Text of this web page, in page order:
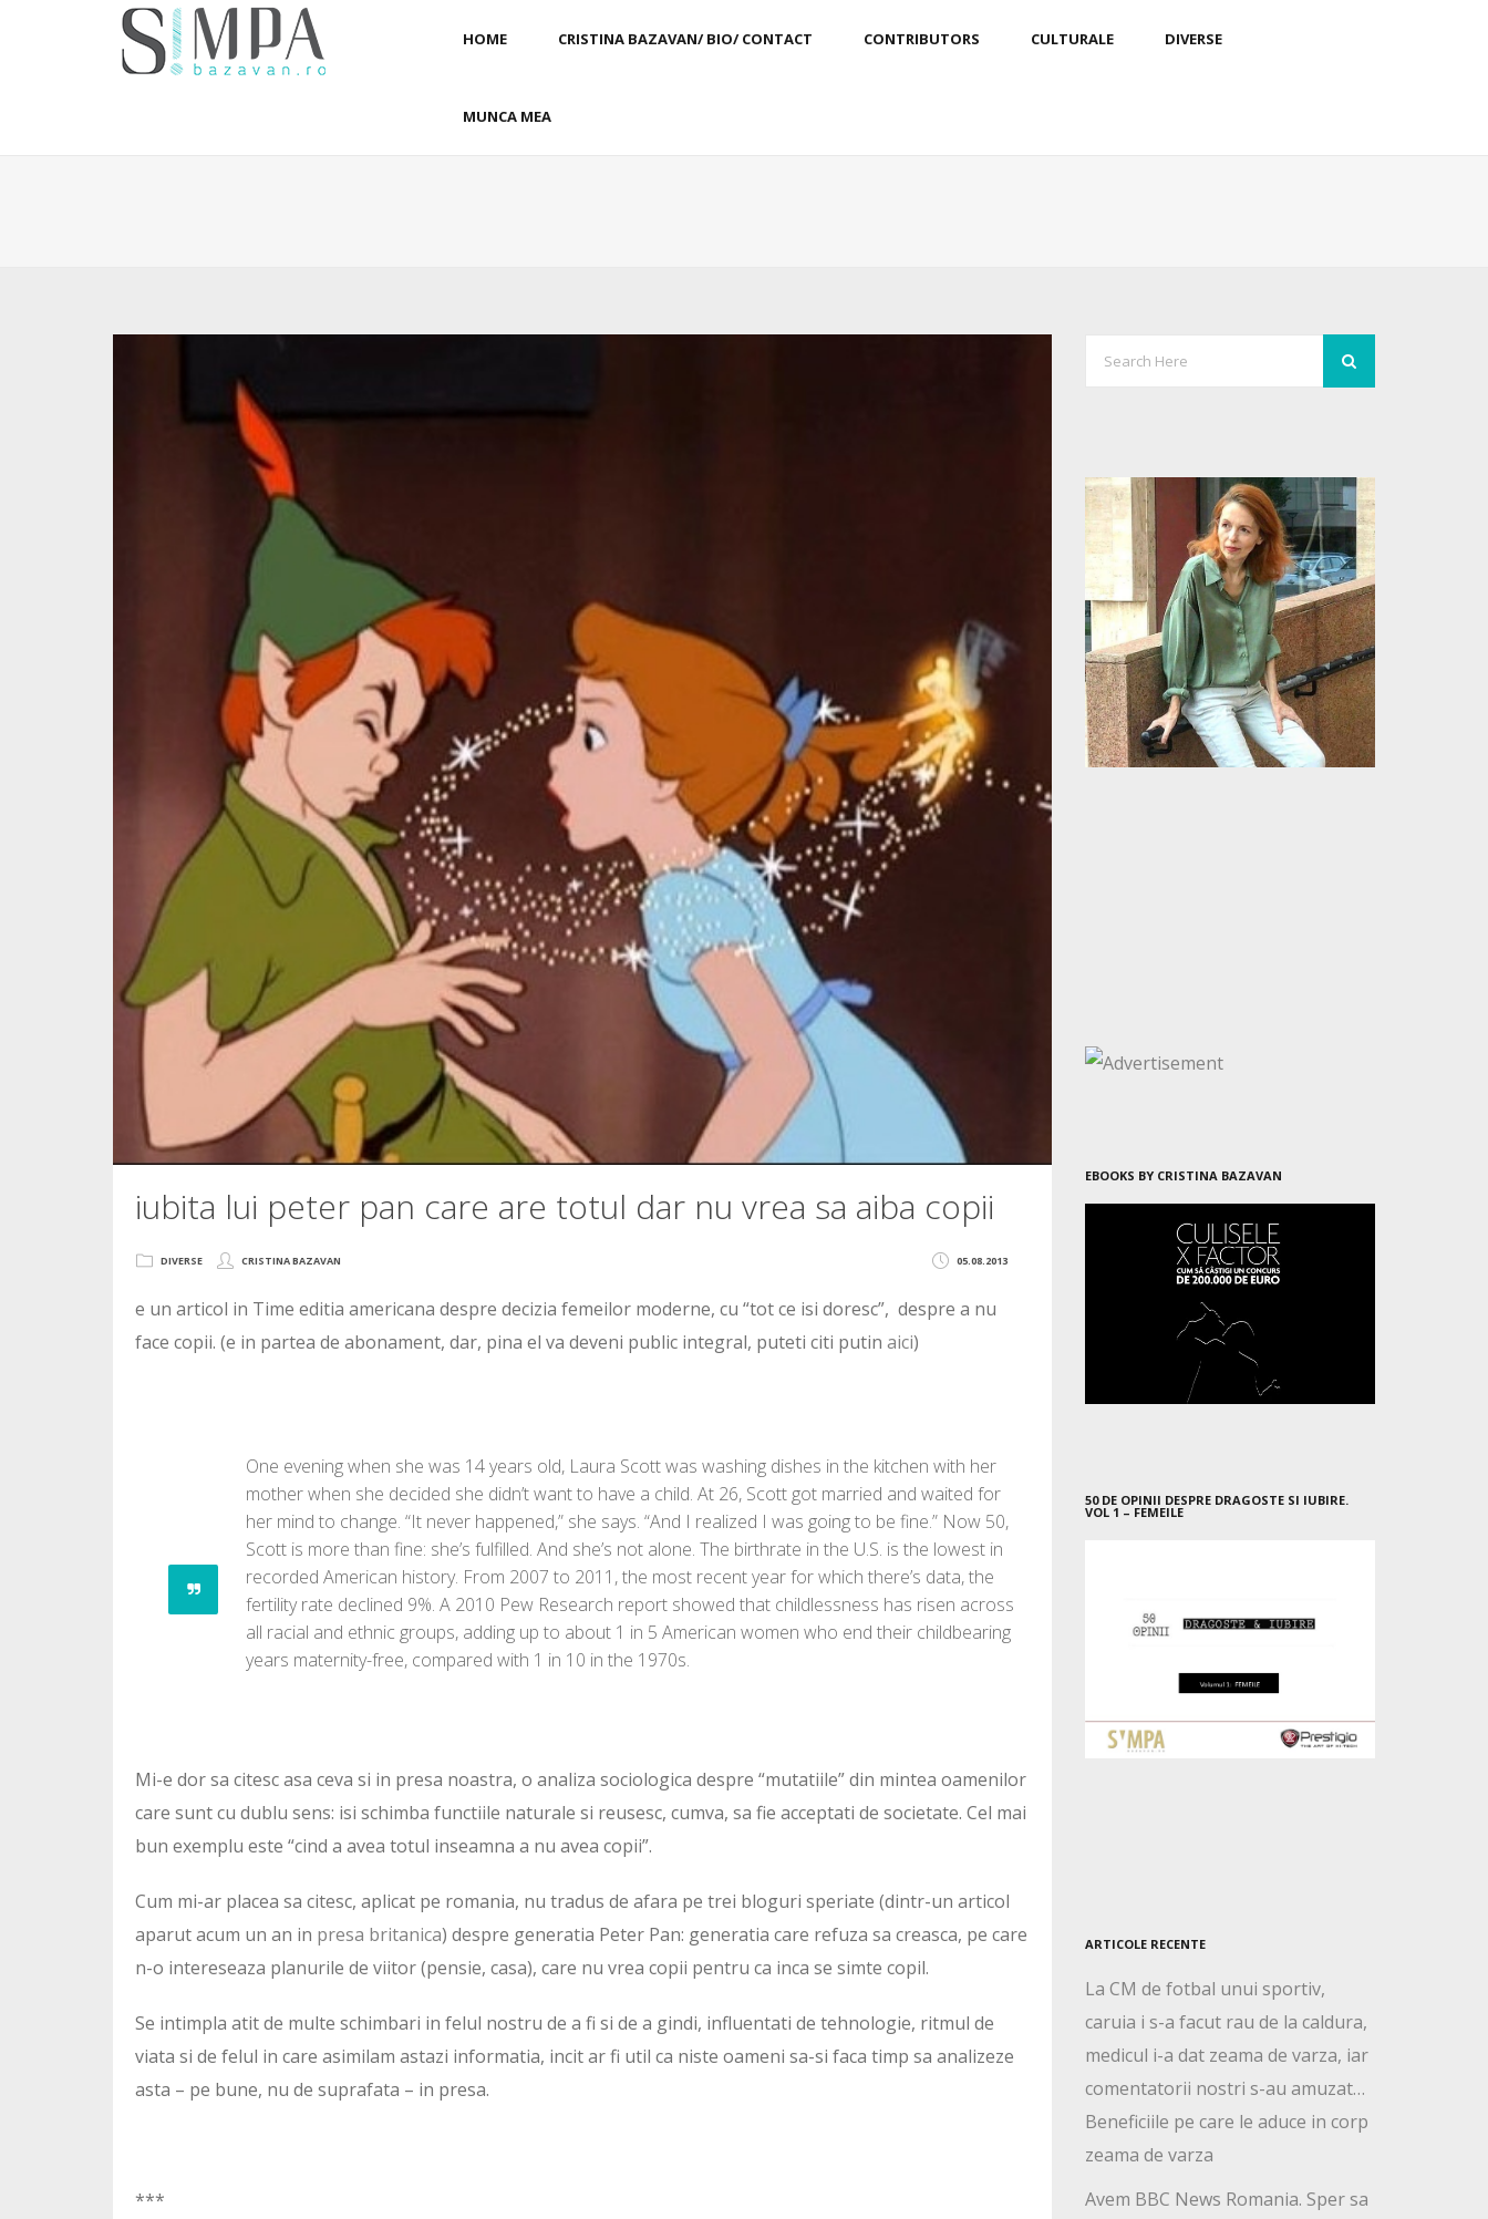
HOME CRISTINA BAZAVAN/ BIO/ CONTACT CONTRIBUTORS CULTURALE DIVERSE
MUNCA MEA
iubita lui peter pan care are totul dar nu vrea sa aiba copii
05.08.2013
DIVERSE CRISTINA BAZAVAN
e un articol in Time editia americana despre decizia femeilor moderne, cu “tot ce isi doresc”, despre a nu
face copii. (e in partea de abonament, dar, pina el va deveni public integral, puteti citi putin aici)
One evening when she was 14 years old, Laura Scott was washing dishes in the kitchen with her
mother when she decided she didn’t want to have a child. At 26, Scott got married and waited for
her mind to change. “It never happened,” she says. “And I realized I was going to be fine.” Now 50,
Scott is more than fine: she’s fulfilled. And she’s not alone. The birthrate in the U.S. is the lowest in
recorded American history. From 2007 to 2011, the most recent year for which there’s data, the
fertility rate declined 9%. A 2010 Pew Research report showed that childlessness has risen across
all racial and ethnic groups, adding up to about 1 in 5 American women who end their childbearing
years maternity-free, compared with 1 in 10 in the 1970s.
Mi-e dor sa citesc asa ceva si in presa noastra, o analiza sociologica despre “mutatiile” din mintea oamenilor
care sunt cu dublu sens: isi schimba functiile naturale si reusesc, cumva, sa fie acceptati de societate. Cel mai
bun exemplu este “cind a avea totul inseamna a nu avea copii”.
Cum mi-ar placea sa citesc, aplicat pe romania, nu tradus de afara pe trei bloguri speriate (dintr-un articol
aparut acum un an in presa britanica) despre generatia Peter Pan: generatia care refuza sa creasca, pe care
n-o intereseaza planurile de viitor (pensie, casa), care nu vrea copii pentru ca inca se simte copil.
Se intimpla atit de multe schimbari in felul nostru de a fi si de a gindi, influentati de tehnologie, ritmul de
viata si de felul in care asimilam astazi informatia, incit ar fi util ca niste oameni sa-si faca timp sa analizeze
asta – pe bune, nu de suprafata – in presa.
***
EBOOKS BY CRISTINA BAZAVAN
50 DE OPINII DESPRE DRAGOSTE SI IUBIRE.
VOL 1 – FEMEILE
ARTICOLE RECENTE
La CM de fotbal unui sportiv,
caruia i s-a facut rau de la caldura,
medicul i-a dat zeama de varza, iar
comentatorii nostri s-au amuzat…
Beneficiile pe care le aduce in corp
zeama de varza
Avem BBC News Romania. Sper sa